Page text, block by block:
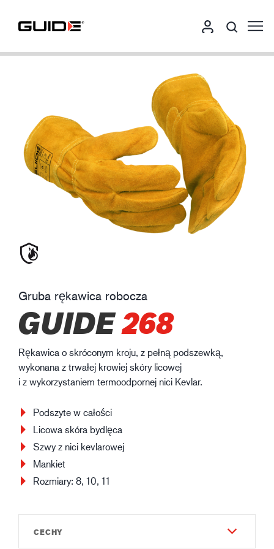
Gruba rękawica robocza
GUIDE268
Rękawica o skróconym kroju, z pełną podszewką,
wykonana z trwałej krowiej skóry licowej
i z wykorzystaniem termoodpornej nici Kevlar.
Podszyte w całości
Licowa skóra bydlęca
Szwy z nici kevlarowej
Mankiet
Rozmiary: 8, 10, 11
CECHY